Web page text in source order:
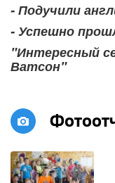
- Подучили
- Успешно
"Интересный
Ватсон"